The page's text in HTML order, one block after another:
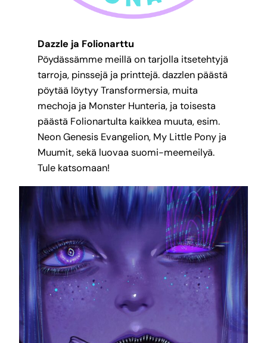
Dazzle ja Folionarttu
Pöydässämme meillä on tarjolla itsetehtyjä
tarroja, pinssejä ja printtejä. dazzlen päästä
pöytää löytyy Transformersia, muita
mechoja ja Monster Hunteria, ja toisesta
päästä Folionartulta kaikkea muuta, esim.
Neon Genesis Evangelion, My Little Pony ja
Muumit, sekä luovaa suomi-meemeilyä.
Tule katsomaan!